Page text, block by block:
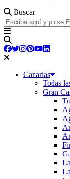
Buscar
Canarias
Todas
Gran